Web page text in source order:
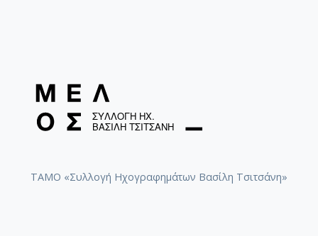
ΤΑΜΟ «Συλλογή Ηχογραφημάτων Βασίλη Τσιτσάνη»